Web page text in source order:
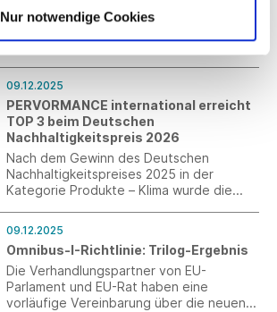
Nur notwendige Cookies
die geplanten Südwesttextil-Termine im
09.12.2025
PERVORMANCE international erreicht
TOP 3 beim Deutschen
Nachhaltigkeitspreis 2026
Nach dem Gewinn des Deutschen
Nachhaltigkeitspreises 2025 in der
Kategorie Produkte – Klima wurde die
Unternehmen – Gesundheit und Soziales /
Medizintechnik nominiert – und erzielte
auf Anhieb eine TOP 3-Platzierung. Bei
der feierlichen Verleihung wurde das
Ulmer Unternehmen als Finalist
09.12.2025
Omnibus-I-Richtlinie: Trilog-Ergebnis
Die Verhandlungspartner von EU-
Parlament und EU-Rat haben eine
vorläufige Vereinbarung über die neuen